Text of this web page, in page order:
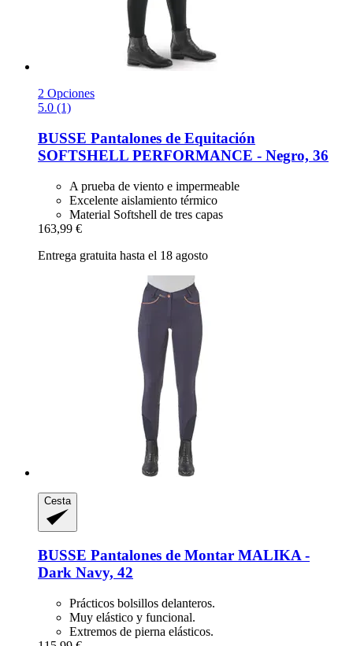
2 Opciones
5.0 (1)
BUSSE Pantalones de Equitación
SOFTSHELL PERFORMANCE -​ Negro, 36
A prueba de viento e impermeable
Excelente aislamiento térmico
Material Softshell de tres capas
163,99 €
Entrega gratuita hasta el 18 agosto
Cesta
BUSSE Pantalones de Montar MALIKA -​
Dark Navy, 42
Prácticos bolsillos delanteros.
Muy elástico y funcional.
Extremos de pierna elásticos.